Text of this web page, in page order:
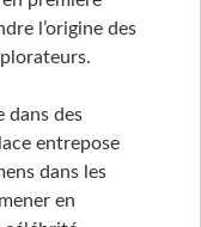
l’origine des
dans des
entrepose
dans les
en